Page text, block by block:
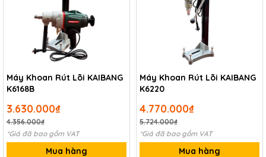
Máy Khoan Rút Lõi KAIBANG
K6168B
3.630.000₫
4.356.000₫
*Giá đã bao gồm VAT
Mua hàng
Máy Khoan Rút Lõi KAIBANG
K6220
4.770.000₫
5.724.000₫
*Giá đã bao gồm VAT
Mua hàng